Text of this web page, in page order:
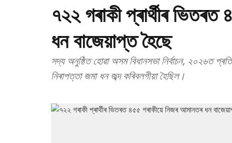
৭২২ গৰাকী প্ৰাৰ্থীৰ
ধন বাজেয়াপ্ত হৈছে
সদ্য অনুষ্ঠিত হোৱা অসম বিধানসভা নিৰ্বাচন, ২০২৬ত
নিৰাপত্তা জমা ধন জব্দ কৰিবলগীয়া হৈছিল।